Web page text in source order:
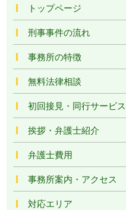
トップページ
刑事事件の流れ
事務所の特徴
無料法律相談
初回接見・同行サービス
挨拶・弁護士紹介
弁護士費用
事務所案内・アクセス
対応エリア